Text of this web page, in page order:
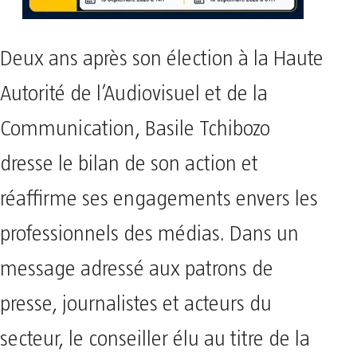
Deux ans après son élection à la Haute
Autorité de l’Audiovisuel et de la
Communication, Basile Tchibozo
dresse le bilan de son action et
réaffirme ses engagements envers les
professionnels des médias. Dans un
message adressé aux patrons de
presse, journalistes et acteurs du
secteur, le conseiller élu au titre de la